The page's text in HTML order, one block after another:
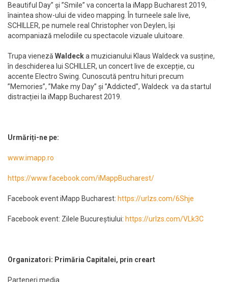
Beautiful Day” și ”Smile” va concerta la iMapp Bucharest 2019,
înaintea show-ului de video mapping. În turneele sale live,
SCHILLER, pe numele real Christopher von Deylen, își
acompaniază melodiile cu spectacole vizuale uluitoare.
Trupa vieneză Waldecka muzicianului Klaus Waldeck va susține,
în deschiderea lui SCHILLER, un concert live de excepție, cu
accente Electro Swing. Cunoscută pentru hituri precum
”Memories”, ”Make my Day” și ”Addicted”, Waldeck va da startul
distracției la iMapp Bucharest 2019.
Urmăriți-ne pe:
www.imapp.ro
https://www.facebook.com/iMappBucharest/
Facebook event iMapp Bucharest: https://urlzs.com/6Shje
Facebook event: Zilele Bucureștiului: https://urlzs.com/VLk3C
Organizatori: Primăria Capitalei, prin creart
Parteneri media